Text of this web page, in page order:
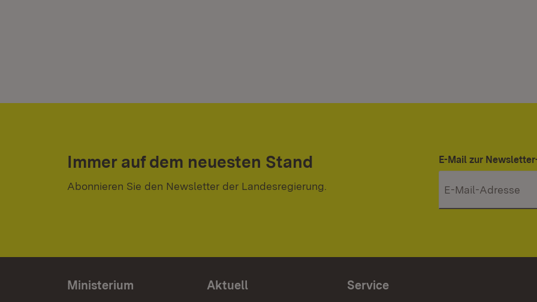
Immer auf dem neuesten Stand
Abonnieren Sie den Newsletter der Landesregierung.
E-Mail zur
Ministerium Aktuell Service